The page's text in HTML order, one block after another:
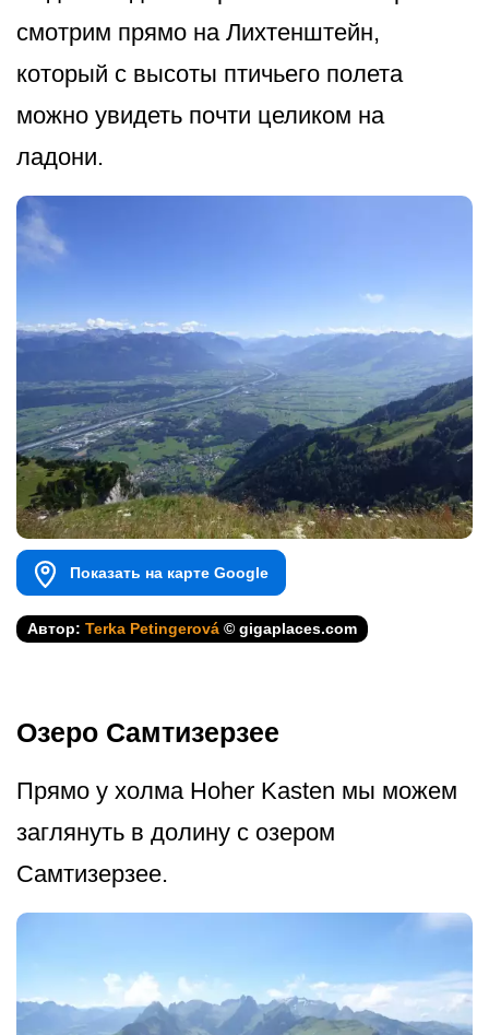
смотрим прямо на Лихтенштейн,
который с высоты птичьего полета
можно увидеть почти целиком на
ладони.
Показать на карте Google
Автор: Terka Petingerová © gigaplaces.com
Озеро Самтизерзее
Прямо у холма Hoher Kasten мы можем
заглянуть в долину с озером
Самтизерзее.